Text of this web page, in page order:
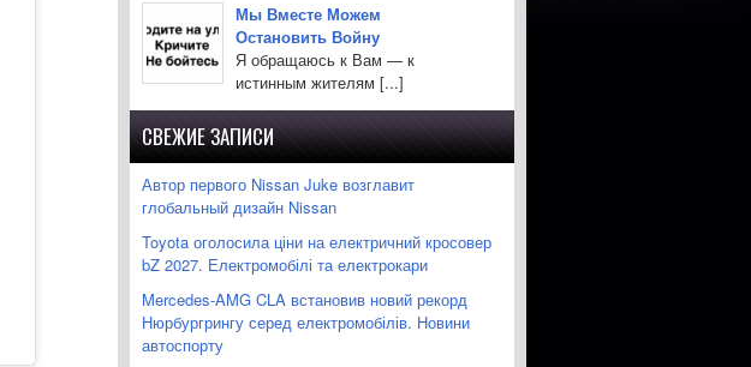
Мы Вместе Можем
Остановить Войну
Я обращаюсь к Вам — к
истинным жителям [...]
СВЕЖИЕ ЗАПИСИ
Автор первого Nissan Juke возглавит
глобальный дизайн Nissan
Toyota оголосила ціни на електричний кросовер
bZ 2027. Електромобілі та електрокари
Mercedes-AMG CLA встановив новий рекорд
Нюрбургрингу серед електромобілів. Новини
автоспорту